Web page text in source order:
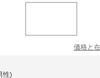
価格と
性)